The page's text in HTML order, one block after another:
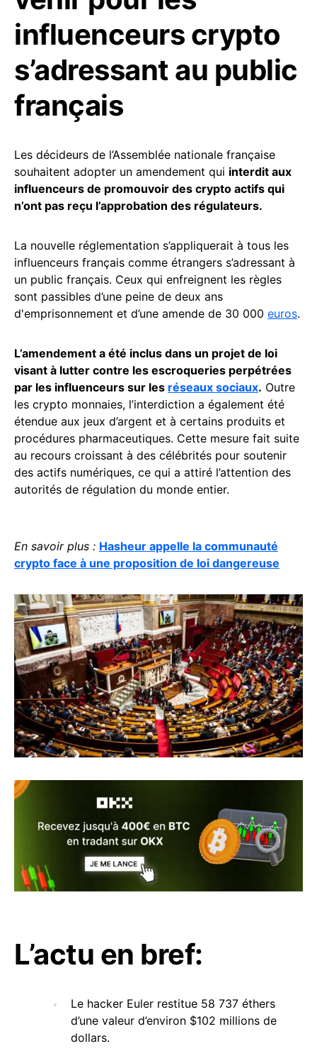
influenceurs crypto
s’adressant au public
français
Les décideurs de l’Assemblée nationale française
souhaitent adopter un amendement qui interdit aux
influenceurs de promouvoir des crypto actifs qui
n’ont pas reçu l’approbation des régulateurs.
La nouvelle réglementation s’appliquerait à tous les
influenceurs français comme étrangers s’adressant à
un public français. Ceux qui enfreignent les règles
sont passibles d’une peine de deux ans
d'emprisonnement et d’une amende de 30 000 euros.
L’amendement a été inclus dans un projet de loi
visant à lutter contre les escroqueries perpétrées
par les influenceurs sur les réseaux sociaux. Outre
les crypto monnaies, l’interdiction a également été
étendue aux jeux d’argent et à certains produits et
procédures pharmaceutiques. Cette mesure fait suite
au recours croissant à des célébrités pour soutenir
des actifs numériques, ce qui a attiré l’attention des
autorités de régulation du monde entier.
En savoir plus : Hasheur appelle la communauté
crypto face à une proposition de loi dangereuse
L’actu en bref:
Le hacker Euler restitue 58 737 éthers
d’une valeur d’environ $102 millions de
dollars.